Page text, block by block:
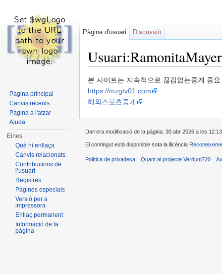
본 사이트는 지속적으로 끊김없는중계 중
https://mzgtv01.com
해외스포츠중계
Pàgina d'usuari Discussió
Pàgina principal
Canvis recents
Pàgina a l'atzar
Ajuda
Eines
Què hi enllaça
Canvis relacionats
Contribucions de
l’usuari
Registres
Pàgines especials
Versió per a
impressora
Enllaç permanent
Informació de la
pàgina
Darrera modificació de la pàgina: 30 abr 2026 a les
El contingut està disponible sota la llicència
Política de privadesa Quant al projecte Verdum720